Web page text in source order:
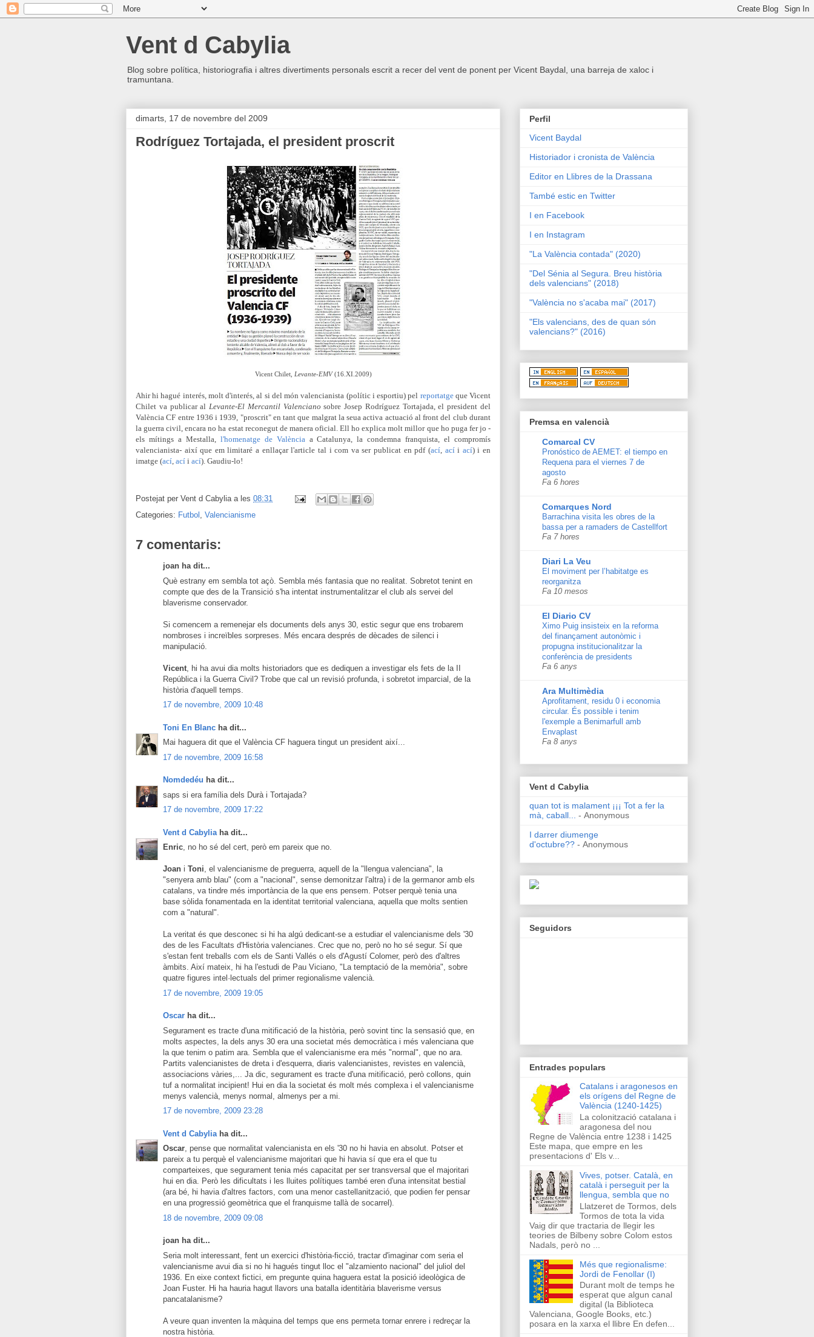
Vent d Cabylia
Blog sobre política, historiografia i altres divertiments personals escrit a recer del vent de ponent per Vicent Baydal, una barreja de xaloc i
tramuntana.
dimarts, 17 de novembre del 2009
Rodríguez Tortajada, el president proscrit
Vicent Chilet, Levante-EMV(16.XI.2009)
Ahir hi hagué interés, molt d'interés, al si del món valencianista (polític i esportiu) pel reportatgeque Vicent
Chilet va publicar alLevante-El Mercantil Valenciano sobre Josep Rodríguez Tortajada, el president del
València CF entre 1936 i 1939, "proscrit" en tant que malgrat la seua activa actuació al front del club durant
la guerra civil, encara no ha estat reconegut de manera oficial. Ell ho explica molt millor que ho puga fer jo -
els mítings a Mestalla, l'homenatge de Valènciaa Catalunya, la condemna franquista, el compromís
valencianista- així que em limitaré a enllaçar l'article tal i com va ser publicat en pdf (ací, acíi ací) i en
imatge (ací, ací i ací). Gaudiu-lo!
Postejat per Vent d Cabylia a les 08:31
Categories: Futbol , Valencianisme
7 comentaris:
joan ha dit...
Què estrany em sembla tot açò. Sembla més fantasia que no realitat. Sobretot tenint en
compte que des de la Transició s'ha intentat instrumentalitzar el club als servei del
blaverisme conservador.
Si comencem a remenejar els documents dels anys 30, estic segur que ens trobarem
nombroses i increïbles sorpreses. Més encara després de dècades de silenci i
manipulació.
Vicent , hi ha avui dia molts historiadors que es dediquen a investigar els fets de la II
República i la Guerra Civil? Trobe que cal un revisió profunda, i sobretot imparcial, de la
història d'aquell temps.
17 de novembre, 2009 10:48
Toni En Blanc ha dit...
Mai haguera dit que el València CF haguera tingut un president així...
17 de novembre, 2009 16:58
Nomdedéu ha dit...
saps si era família dels Durà i Tortajada?
17 de novembre, 2009 17:22
Vent d Cabylia ha dit...
Enric, no ho sé del cert, però em pareix que no.
Joan i Toni, el valencianisme de preguerra, aquell de la "llengua valenciana", la
"senyera amb blau" (com a "nacional", sense demonitzar l'altra) i de la germanor amb els
catalans, va tindre més importància de la que ens pensem. Potser perquè tenia una
base sòlida fonamentada en la identitat territorial valenciana, aquella que molts sentien
com a "natural".
La veritat és que desconec si hi ha algú dedicant-se a estudiar el valencianisme dels '30
des de les Facultats d'Història valencianes. Crec que no, però no ho sé segur. Sí que
s'estan fent treballs com els de Santi Vallés o els d'Agustí Colomer, però des d'altres
àmbits. Així mateix, hi ha l'estudi de Pau Viciano, "La temptació de la memòria", sobre
quatre figures intel·lectuals del primer regionalisme valencià.
17 de novembre, 2009 19:05
Oscar ha dit...
Segurament es tracte d'una mitificació de la història, però sovint tinc la sensasió que, en
molts aspectes, la dels anys 30 era una societat més democràtica i més valenciana que
la que tenim o patim ara. Sembla que el valencianisme era més "normal", que no ara.
Partits valencianistes de dreta i d'esquerra, diaris valencianistes, revistes en valencià,
associacions vàries,... Ja dic, segurament es tracte d'una mitificació, però collons, quin
tuf a normalitat incipient! Hui en dia la societat és molt més complexa i el valencianisme
menys valencià, menys normal, almenys per a mi.
17 de novembre, 2009 23:28
Vent d Cabylia ha dit...
Oscar, pense que normalitat valencianista en els '30 no hi havia en absolut. Potser et
pareix a tu perquè el valencianisme majoritari que hi havia sí que era el que tu
comparteixes, que segurament tenia més capacitat per ser transversal que el majoritari
hui en dia. Però les dificultats i les lluites polítiques també eren d'una intensitat bestial
(ara bé, hi havia d'altres factors, com una menor castellanització, que podien fer pensar
en una progressió geomètrica que el franquisme tallà de socarrel).
18 de novembre, 2009 09:08
joan ha dit...
Seria molt interessant, fent un exercici d'història-ficció, tractar d'imaginar com seria el
valencianisme avui dia si no hi hagués tingut lloc el "alzamiento nacional" del juliol del
1936. En eixe context fictici, em pregunte quina haguera estat la posició ideològica de
Joan Fuster. Hi ha hauria hagut llavors una batalla identitària blaverisme versus
pancatalanisme?
A veure quan inventen la màquina del temps que ens permeta tornar enrere i redreçar la
nostra història.
Perfil
Vicent Baydal
Historiador i cronista de València
Editor en Llibres de la Drassana
També estic en Twitter
I en Facebook
I en Instagram
"La València contada" (2020)
"Del Sénia al Segura. Breu història
dels valencians" (2018)
"València no s'acaba mai" (2017)
"Els valencians, des de quan són
valencians?" (2016)
Premsa en valencià
Comarcal CV
Pronóstico de AEMET: el tiempo en
Requena para el viernes 7 de
agosto
Fa 6 hores
Comarques Nord
Barrachina visita les obres de la
bassa per a ramaders de Castellfort
Fa 7 hores
Diari La Veu
El moviment per l’habitatge es
reorganitza
Fa 10 mesos
El Diario CV
Ximo Puig insisteix en la reforma
del finançament autonòmic i
propugna institucionalitzar la
conferència de presidents
Fa 6 anys
Ara Multimèdia
Aprofitament, residu 0 i economia
circular. És possible i tenim
l'exemple a Benimarfull amb
Envaplast
Fa 8 anys
Vent d Cabylia
quan tot is malament ¡¡¡ Tot a fer la
mà, caball...
- Anonymous
I darrer diumenge
d'octubre?? - Anonymous
Seguidors
Entrades populars
Catalans i aragonesos en
els orígens del Regne de
València (1240-1425)
La colonització catalana i
aragonesa del nou
Regne de València entre 1238 i 1425
Este mapa, que empre en les
presentacions d' Els v...
Vives, potser. Català, en
català i perseguit per la
llengua, sembla que no
Llatzeret de Tormos, dels
Tormos de tota la vida
Vaig dir que tractaria de llegir les
teories de Bilbeny sobre Colom estos
Nadals, però no ...
Més que regionalisme:
Jordi de Fenollar (I)
Durant molt de temps he
esperat que algun canal
digital (la Biblioteca
Valenciana, Google Books, etc.)
posara en la xarxa el llibre En defen...